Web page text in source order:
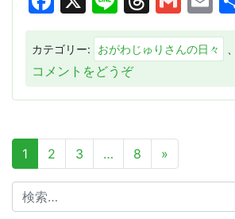
カテゴリー: おがわじゅりさんの日々
コメントをどうぞ(ヴ
リ
ア
マ
投
ビ
ゲ
1 2 3 … 8 »
検
索: